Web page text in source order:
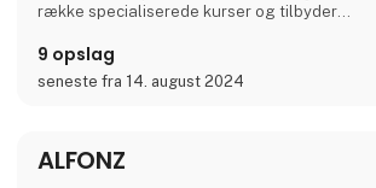
række specialiserede kurser og tilbyder
servicecenter eller hos vores internationale
samarbejdspartnere.
kvalitet, stor faglig
9 opslag
seneste fra 14. august 2024
ALFONZ